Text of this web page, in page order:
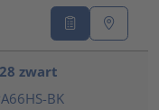
zwart
BK